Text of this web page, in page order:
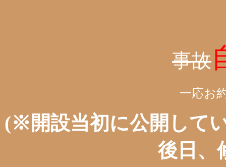
事故
一応お
(※開設当初に公開して
後日、